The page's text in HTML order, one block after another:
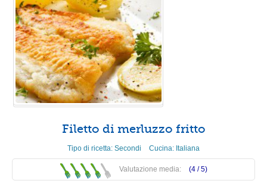
Filetto di merluzzo fritto
Tipo di ricetta: Secondi Cucina: Italiana
Valutazione media: (4 /5)